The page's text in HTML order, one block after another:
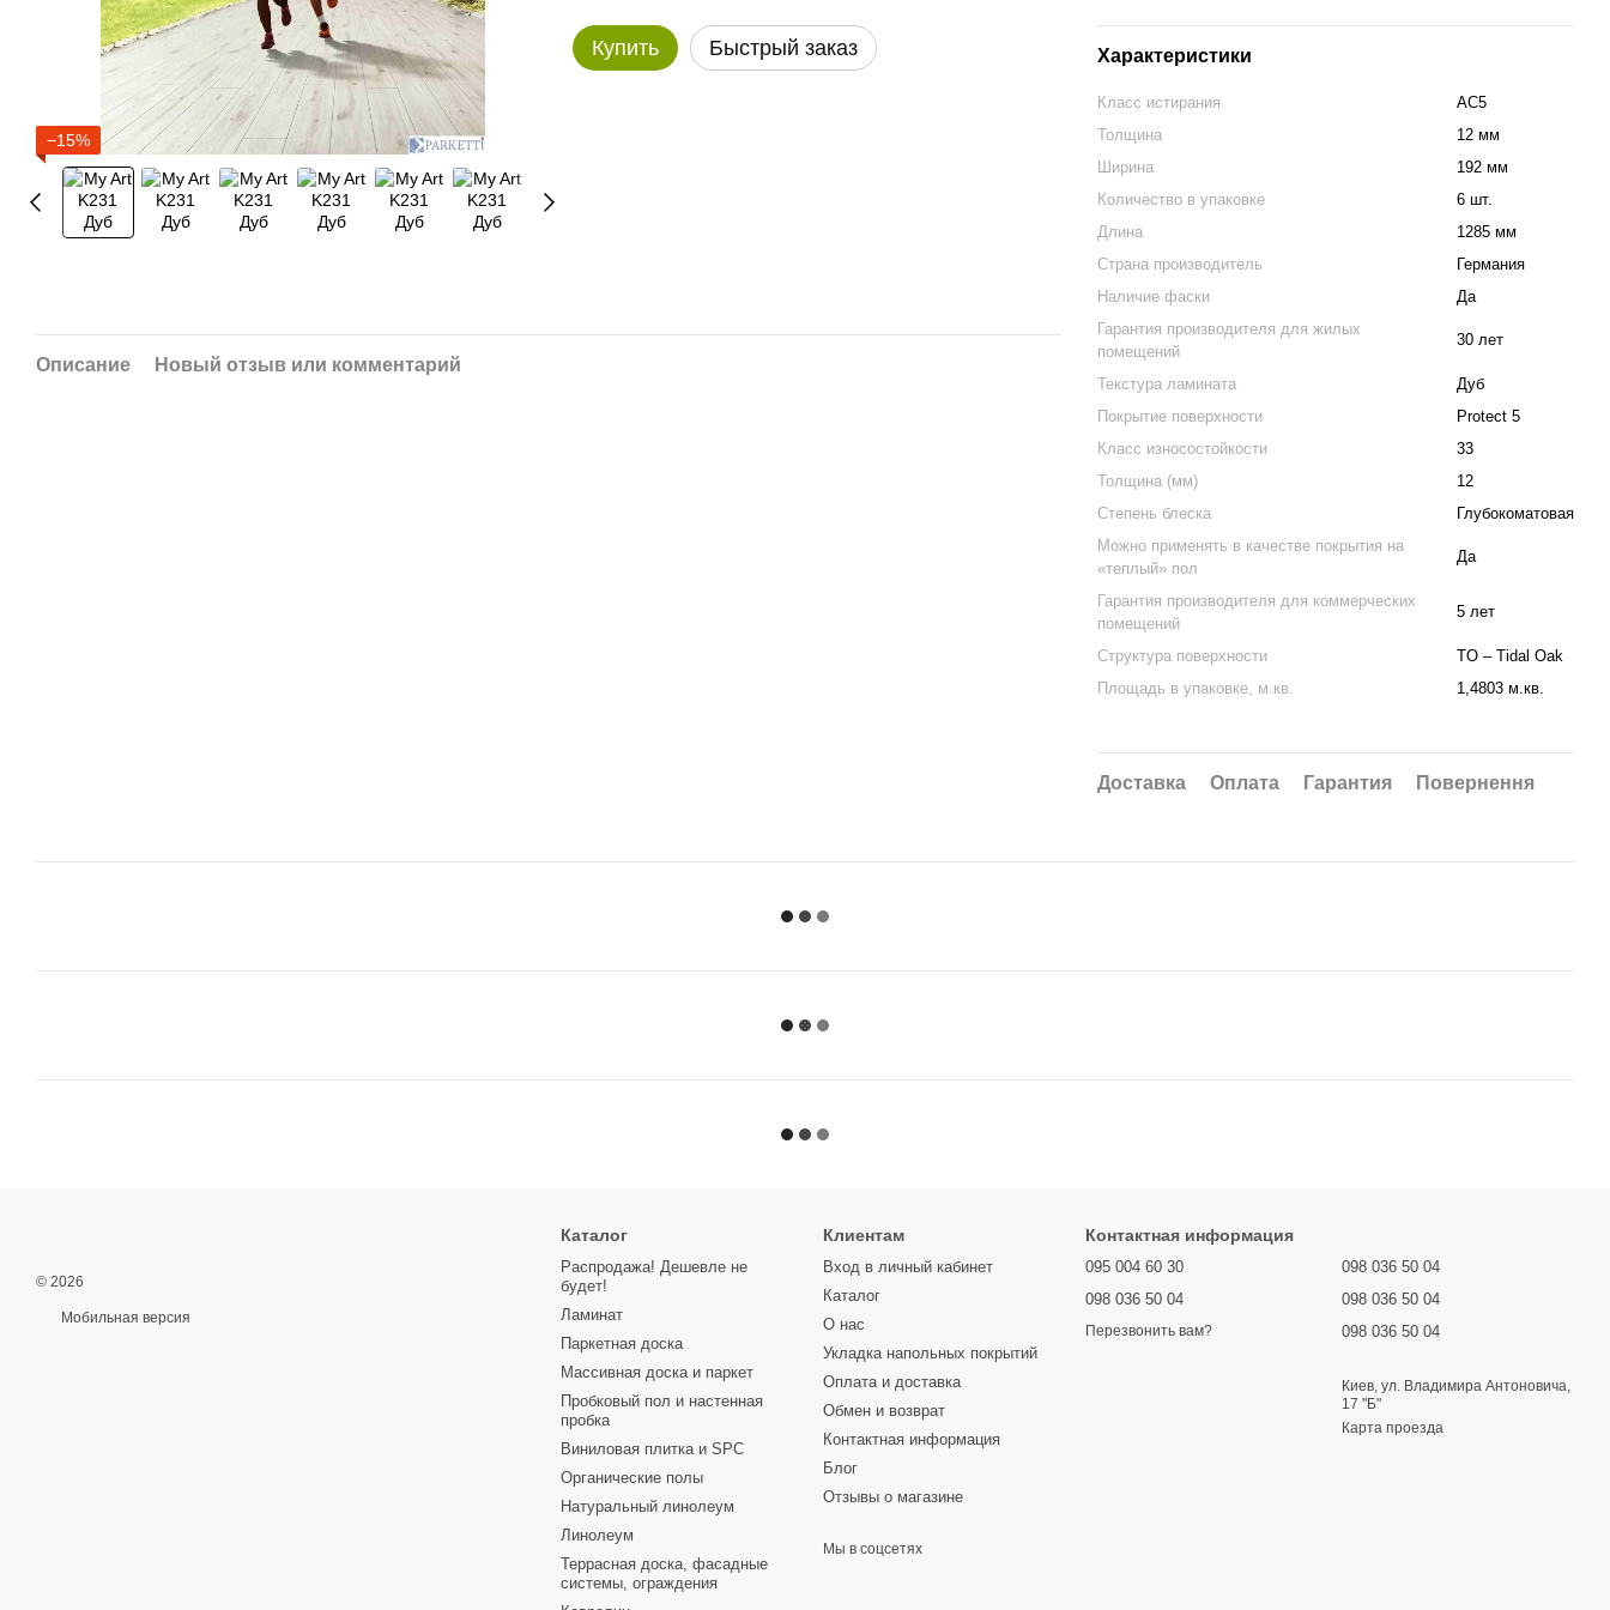
−15%
Купить Быстрый заказ Характеристики
Класс истирания
АС5
Толщина
12 мм
Ширина
192 мм
Количество в упаковке
6 шт.
Длина
1285 мм
Страна производитель
Германия
Наличие фаски
Да
Гарантия производителя для жилых
помещений
30 лет
Текстура ламината
Дуб
Покрытие поверхности
Protect 5
Класс износостойкости
33
Толщина (мм)
12
Степень блеска
Глубокоматовая
Можно применять в качестве покрытия на
«теплый» пол
Да
Гарантия производителя для коммерческих
помещений
5 лет
Структура поверхности
TO – Tidal Oak
Площадь в упаковке, м.кв.
1,4803 м.кв.
Доставка Оплата Гарантия Повернення
Описание Новый отзыв или комментарий
© 2026
Мобильная версия
Каталог
Распродажа! Дешевле не
будет!
Ламинат
Паркетная доска
Массивная доска и паркет
Пробковый пол и настенная
пробка
Виниловая плитка и SPC
Органические полы
Натуральный линолеум
Линолеум
Террасная доска, фасадные
системы, ограждения
Клиентам
Вход в личный кабинет
Каталог
О нас
Укладка напольных покрытий
Оплата и доставка
Обмен и возврат
Контактная информация
Блог
Отзывы о магазине
Мы в соцсетях
Контактная информация
095 004 60 30
098 036 50 04
Перезвонить вам?
098 036 50 04
098 036 50 04
098 036 50 04
Киев, ул. Владимира Антоновича,
17 "Б"
Карта проезда